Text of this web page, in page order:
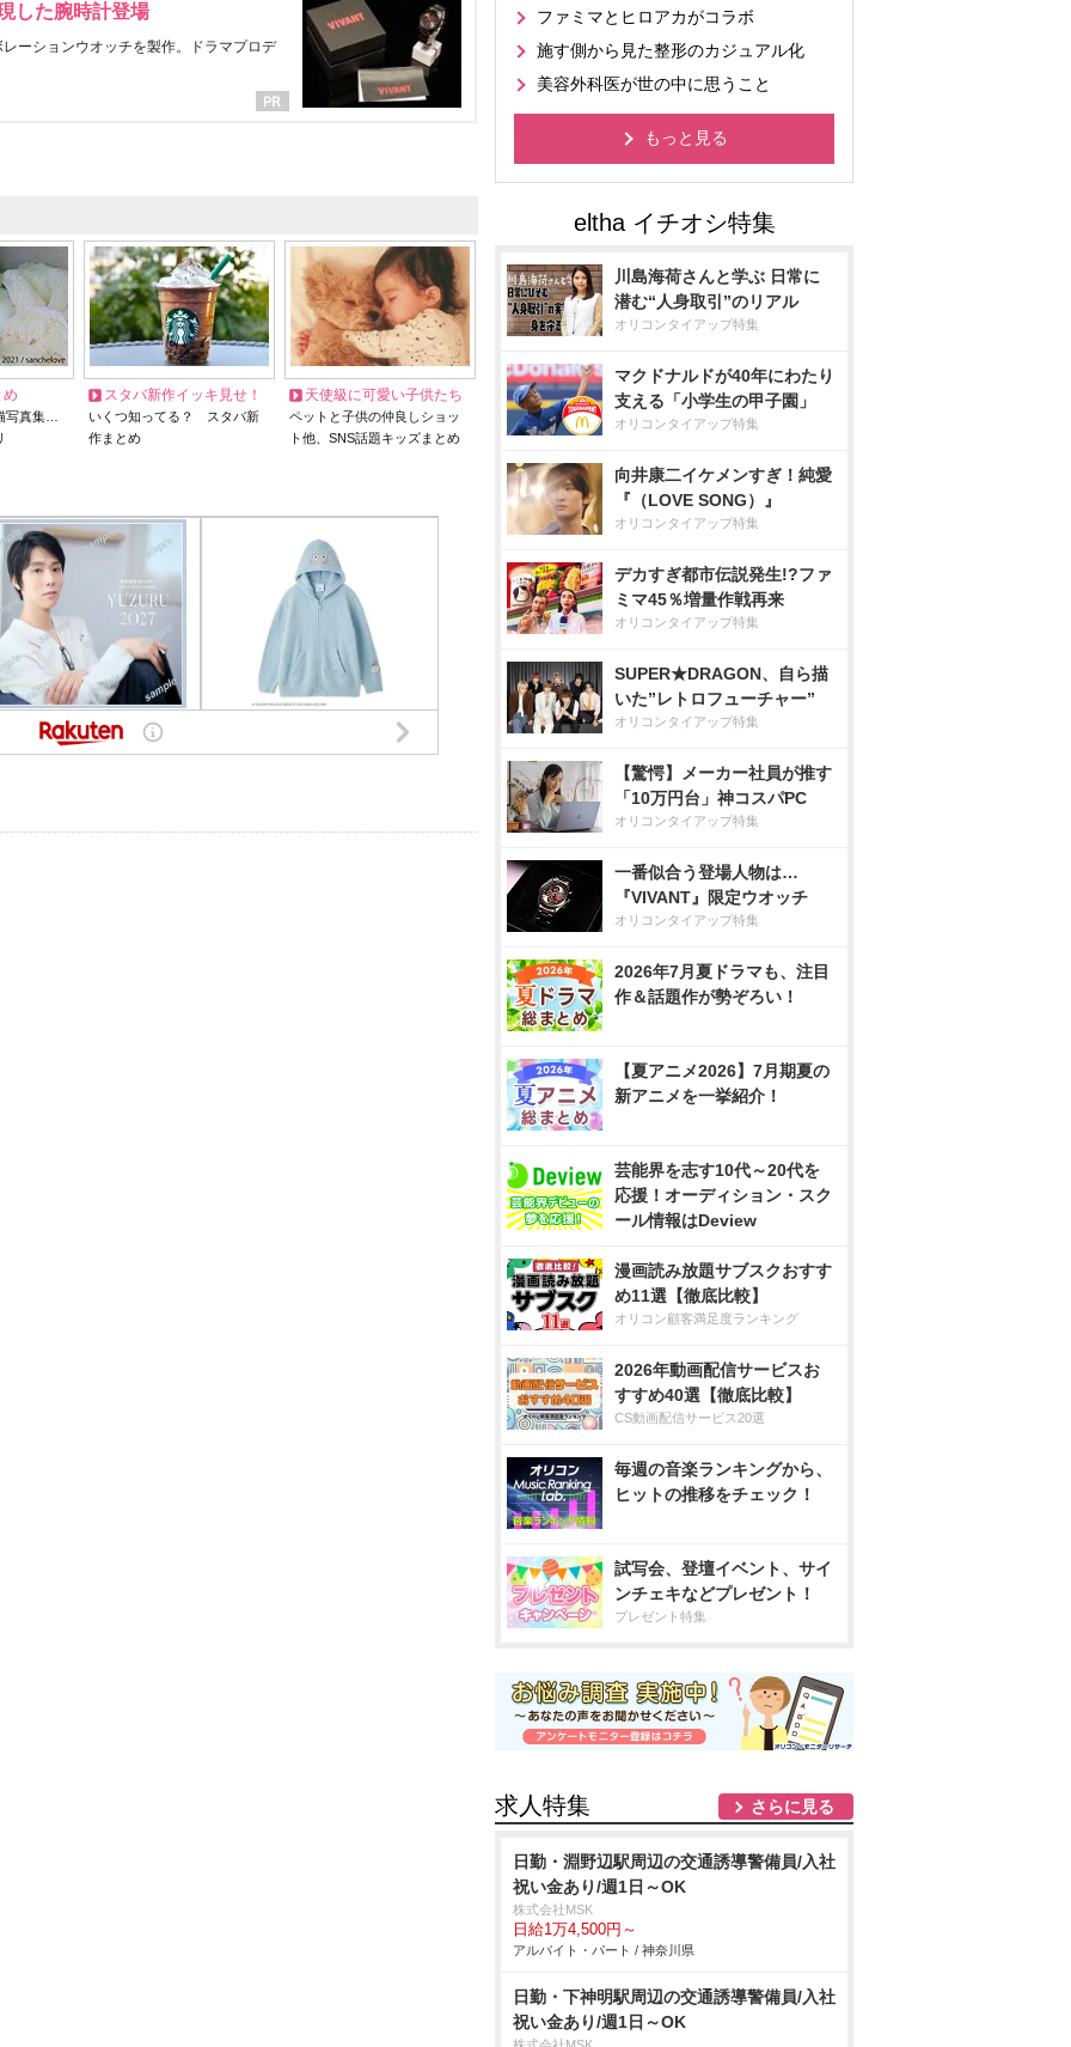
した腕時計登場
ーションウオッチを製作。ドラマプロデ
め
写真集…
スタバ新作イッキ見せ！
いくつ知ってる？ スタバ新
作まとめ
天使級に可愛い子供たち
ペットと子供の仲良しショッ
ト他、SNS話題キッズまとめ
ファミマとヒロアカがコラボ
施す側から見た整形のカジュアル化
美容外科医が世の中に思うこと
もっと見る
川島海荷さんと学ぶ 日常に
潜む“人身取引”のリアル
オリコンタイアップ特集
マクドナルドが40年にわたり
支える「小学生の甲子園」
オリコンタイアップ特集
向井康二イケメンすぎ！純愛
『（LOVE SONG）』
オリコンタイアップ特集
デカすぎ都市伝説発生!?ファ
ミマ45％増量作戦再来
オリコンタイアップ特集
SUPER★DRAGON、自ら描
いた”レトロフューチャー”
オリコンタイアップ特集
【驚愕】メーカー社員が推す
「10万円台」神コスパPC
オリコンタイアップ特集
一番似合う登場人物は…
『VIVANT』限定ウオッチ
オリコンタイアップ特集
2026年7月夏ドラマも、注目
作＆話題作が勢ぞろい！
【夏アニメ2026】7月期夏の
新アニメを一挙紹介！
芸能界を志す10代～20代を
応援！オーディション・スク
ール情報はDeview
漫画読み放題サブスクおすす
め11選【徹底比較】
オリコン顧客満足度ランキング
2026年動画配信サービスお
すすめ40選【徹底比較】
CS動画配信サービス20選
毎週の音楽ランキングから、
ヒットの推移をチェック！
試写会、登壇イベント、サイ
ンチェキなどプレゼント！
プレゼント特集
求人特集 さらに見る
日勤・淵野辺駅周辺の交通誘導警備員/入社
祝い金あり/週1日～OK
株式会社MSK
日給1万4,500円～
アルバイト・パート / 神奈川県
日勤・下神明駅周辺の交通誘導警備員/入社
祝い金あり/週1日～OK